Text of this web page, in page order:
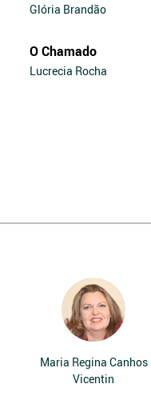
Glória Brandão
O Chamado
Lucrecia Rocha
Maria Regina Canhos
Vicentin